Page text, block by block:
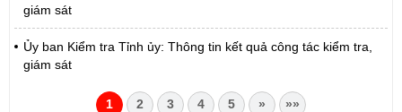
giám sát
Ủy ban Kiểm tra Tỉnh ủy: Thông tin kết quả công tác kiểm tra,
giám sát
1 2 3 4 5 » »»